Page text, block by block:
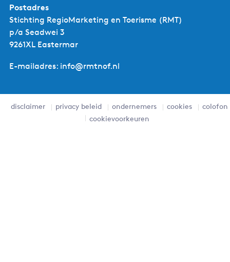
Postadres
Stichting RegioMarketing en Toerisme (RMT)
p/a Seadwei 3
9261XL Eastermar
E-mailadres: info@rmtnof.nl
disclaimer privacy beleid ondernemers cookies
colofon
cookievoorkeuren